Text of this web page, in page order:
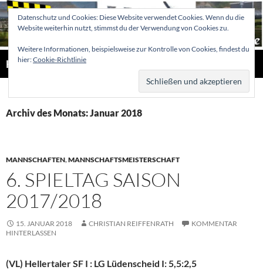
Zum
Inhalt
springen
Hellertaler Schachfreunde
Suchen
MENÜ
Archiv des Monats: Januar 2018
MANNSCHAFTEN,MANNSCHAFTSMEISTERSCHAFT
6. SPIELTAG SAISON
2017/2018
15. JANUAR 2018 CHRISTIAN REIFFENRATH
KOMMENTAR
HINTERLASSEN
(VL) Hellertaler SF I : LG Lüdenscheid I: 5,5:2,5
Datenschutz und Cookies: Diese Website verwendet Cookies. Wenn du die
Website weiterhin nutzt, stimmst du der Verwendung von Cookies zu.
Weitere Informationen, beispielsweise zur Kontrolle von Cookies, findest du
hier:Cookie-Richtlinie